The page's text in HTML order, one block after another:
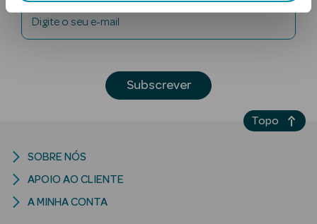
Solares
Corpo
Digite o seu e-mail
Subscrever
SOBRE NÓS
APOIO AO CLIENTE
A MINHA CONTA
Topo